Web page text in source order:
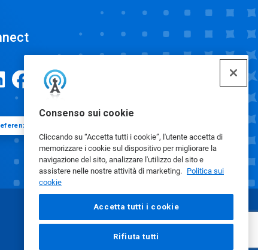
Consenso sui cookie
Cliccando su “Accetta tutti i cookie”, l'utente accetta di
memorizzare i cookie sul dispositivo per migliorare la
navigazione del sito, analizzare l'utilizzo del sito e
assistere nelle nostre attività di marketing. Politica sui
cookie
Accetta tutti i cookie
Rifiuta tutti
cookie